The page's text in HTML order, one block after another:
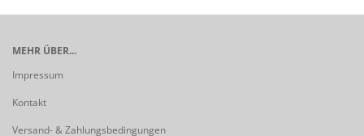
MEHR ÜBER...
Impressum
Kontakt
Versand- & Zahlungsbedingungen